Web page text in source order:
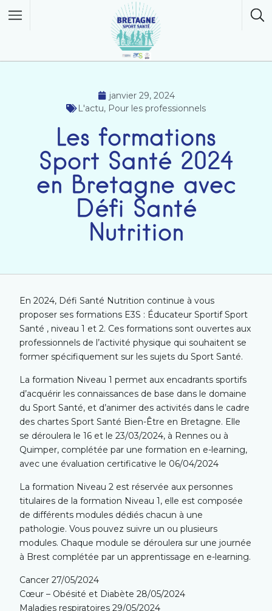
janvier 29, 2024
L'actu, Pour les professionnels
Les formations
Sport Santé 2024
en Bretagne avec
Défi Santé
Nutrition
En 2024, Défi Santé Nutrition continue à vous
proposer ses formations E3S : Éducateur Sportif Sport
Santé , niveau 1 et 2. Ces formations sont ouvertes aux
professionnels de l’activité physique qui souhaitent se
former spécifiquement sur les sujets du Sport Santé.
La formation Niveau 1 permet aux encadrants sportifs
d’acquérir les connaissances de base dans le domaine
du Sport Santé, et d’animer des activités dans le cadre
des chartes Sport Santé Bien-Être en Bretagne. Elle
se déroulera le 16 et le 23/03/2024, à Rennes ou à
Quimper, complétée par une formation en e-learning,
avec une évaluation certificative le 06/04/2024
La formation Niveau 2 est réservée aux personnes
titulaires de la formation Niveau 1, elle est composée
de différents modules dédiés chacun à une
pathologie. Vous pouvez suivre un ou plusieurs
modules. Chaque module se déroulera sur une journée
à Brest complétée par un apprentissage en e-learning.
Cancer 27/05/2024
Cœur – Obésité et Diabète 28/05/2024
Maladies respiratoires 29/05/2024